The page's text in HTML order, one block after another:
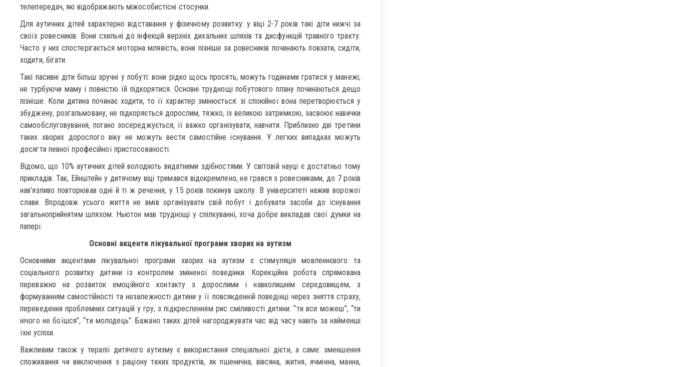
телепередач, які відображають міжособистісні стосунки.
Для аутичних дітей характерно відставання у фізичному розвитку: у віці 2-7 років такі діти нижчі за
своїх ровесників. Вони схильні до інфекцій верхніх дихальних шляхів та дисфункцій травного тракту.
Часто у них спостерігається моторна млявість, вони пізніше за ровесників починають повзати, сидіти,
ходити, бігати.
Такі пасивні діти більш зручні у побуті: вони рідко щось просять, можуть годинами гратися у манежі,
не турбуючи маму і повністю їй підкорятися. Основні труднощі побутового плану починаються дещо
пізніше. Коли дитина починає ходити, то її характер змінюється: зі спокійної вона перетворюється у
збуджену, розгальмовану, не підкоряється дорослим, тяжко, із великою затримкою, засвоює навички
самообслуговування, погано зосереджується, її важко організувати, навчити. Приблизно дві третини
таких хворих дорослого віку не можуть вести самостійне існування. У легких випадках можуть
досягти певної професійної пристосованості.
Відомо, що 10% аутичних дітей володіють видатними здібностями. У світовій науці є достатньо тому
прикладів. Так, Ейнштейн у дитячому віці тримався відокремлено, не грався з ровесниками, до 7 років
нав’язливо повторював одні й ті ж речення, у 15 років покинув школу. В університеті нажив ворожої
слави. Впродовж усього життя не вмів організувати свій побут і добувати засоби до існування
загальноприйнятим шляхом. Ньютон мав труднощі у спілкуванні, хоча добре викладав свої думки на
папері.
Основні акценти лікувальної програми хворих на аутизм
Основними акцентами лікувальної програми хворих на аутизм є стимуляція мовленнєвого та
соціального розвитку дитини із контролем зміненої поведінки. Корекційна робота спрямована
переважно на розвиток емоційного контакту з дорослими і навколишнім середовищем, з
формуванням самостійності та незалежності дитини у її повсякденній поведінці через зняття страху,
переведення проблемних ситуацій у гру, з підкресленням рис сміливості дитини: “ти все можеш”, “ти
нічого не боїшся”, “ти молодець”. Бажано таких дітей нагороджувати час від часу навіть за найменші
їхні успіхи.
Важливим також у терапії дитячого аутизму є використання спеціальної дієти, а саме: зменшення
споживання чи виключення з раціону таких продуктів, як пшенична, вівсяна, житня, ячмінна, манна,